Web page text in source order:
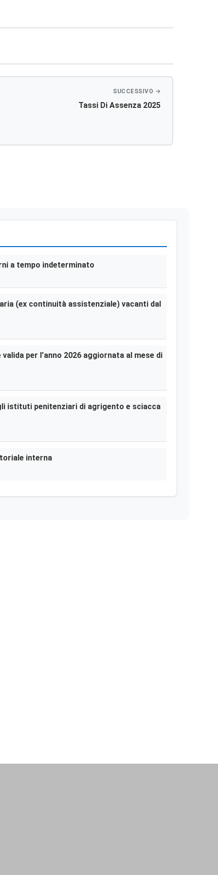
Tassi Di Assenza 2025
a tempo indeterminato
(ex continuità assistenziale) vacanti dal
per l’anno 2026 aggiornata al mese di
istituti penitenziari di agrigento e sciacca
interna